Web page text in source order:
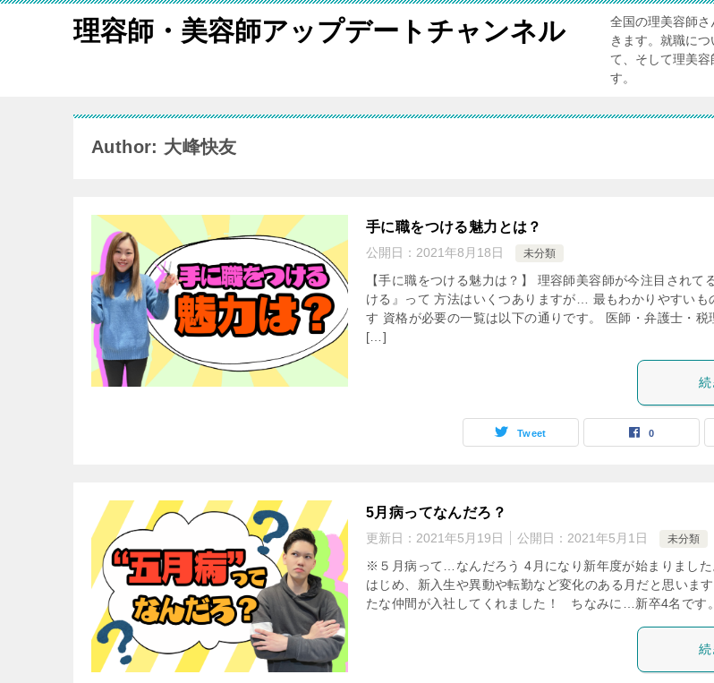
理容師・美容師アップデートチャンネル
全国の理美容師
きます。就職に
て、そして理美
す。
Author: 大峰快友
手に職をつける魅力とは？
公開日： 2021年8月18日 未分類
【手に職をつける魅力は？】 理容師美容師が今注目されて
ける』って 方法はいくつありますが… 最もわかりやすいも
す 資格が必要の一覧は以下の通りです。 医師・弁護士・税
[…]
続
Tweet 0
5月病ってなんだろ？
更新日： 2021年5月19日 公開日： 2021年5月1日 未分類
※５月病って…なんだろう 4月になり新年度が始まりました
はじめ、新入生や異動や転勤など変化のある月だと思いま
たな仲間が入社してくれました！ ちなみに…新卒4名です
続